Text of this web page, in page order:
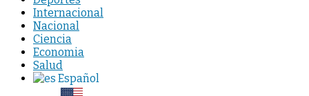
Internacional
Nacional
Ciencia
Economia
Salud
Español